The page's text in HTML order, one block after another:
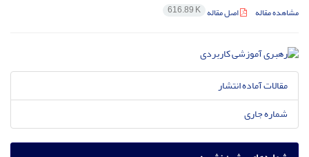
مشاهده مقاله اصل مقاله 616.89 K
مقالات آماده انتشار
شماره جاری